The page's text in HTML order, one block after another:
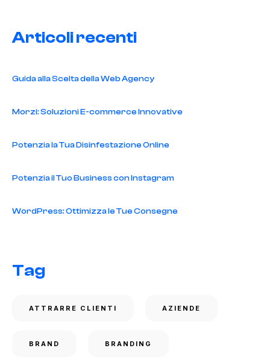
Articoli recenti
Guida alla Scelta della Web Agency
Morzi: Soluzioni E-commerce Innovative
Potenzia la Tua Disinfestazione Online
Potenzia il Tuo Business con Instagram
WordPress: Ottimizza le Tue Consegne
Tag
ATTRARRE CLIENTI AZIENDE
BRAND BRANDING